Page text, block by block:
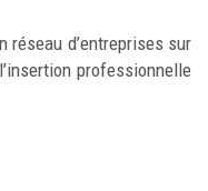
réseau d’entreprises sur
professionnelle